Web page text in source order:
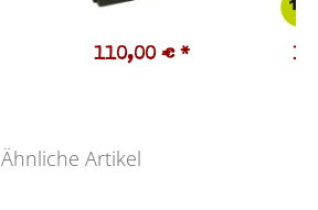
110,00 € *
Ähnliche Artikel